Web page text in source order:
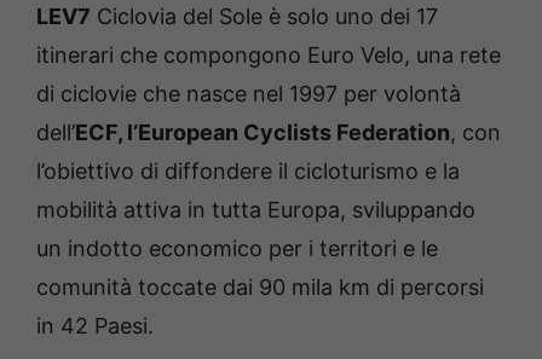
LEV7 Ciclovia del Sole è solo uno dei 17
itinerari che compongono Euro Velo, una rete
di ciclovie che nasce nel 1997 per volontà
dell’ECF, l’European Cyclists Federation, con
l’obiettivo di diffondere il cicloturismo e la
mobilità attiva in tutta Europa, sviluppando
un indotto economico per i territori e le
comunità toccate dai 90 mila km di percorsi
in 42 Paesi.